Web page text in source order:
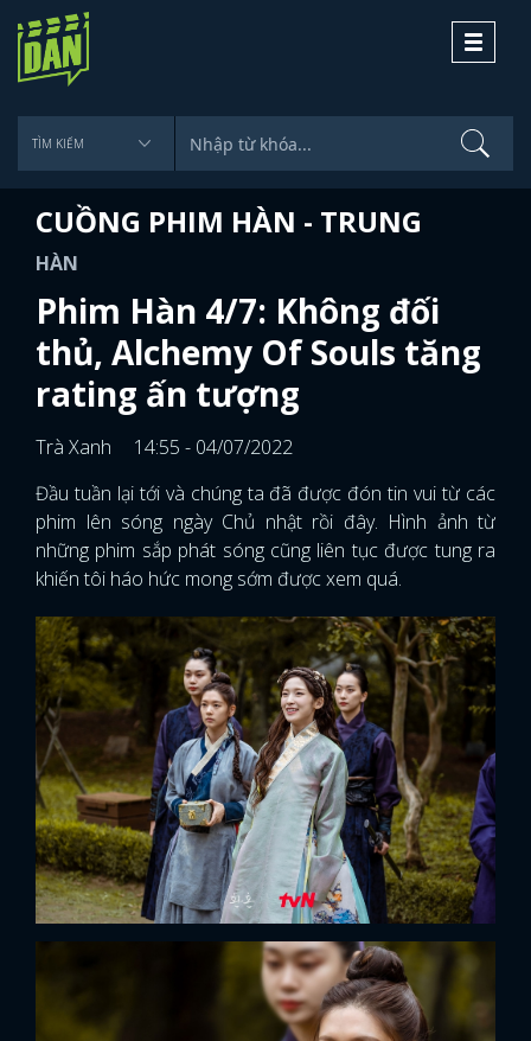
Toggle
CUỒNG PHIM HÀN - TRUNG
HÀN
Phim Hàn 4/7: Không đối
thủ, Alchemy Of Souls tăng
rating ấn tượng
Trà Xanh
14:55 - 04/07/2022
Đầu tuần lại tới và chúng ta đã được đón tin vui từ các
phim lên sóng ngày Chủ nhật rồi đây. Hình ảnh từ
những phim sắp phát sóng cũng liên tục được tung ra
khiến tôi háo hức mong sớm được xem quá.